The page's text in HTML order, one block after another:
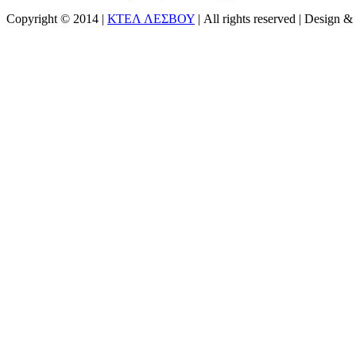
Copyright © 2014 | ΚΤΕΛ ΛΕΣΒΟΥ | All rights reserved | Design &